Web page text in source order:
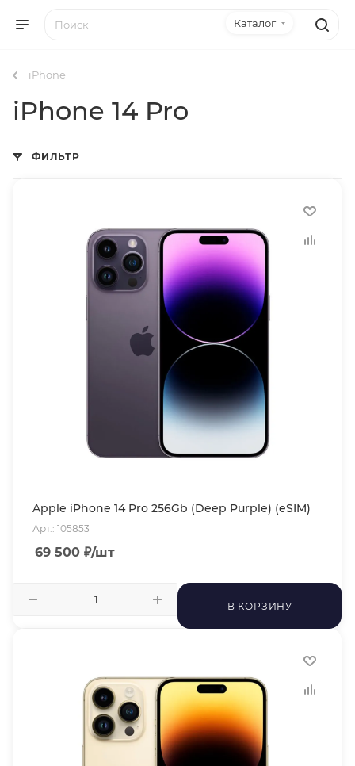
Каталог
iPhone
iPhone 14 Pro
ФИЛЬТР
Apple iPhone 14 Pro 256Gb (Deep Purple) (eSIM)
Арт.: 105853
69 500 ₽/шт
В КОРЗИНУ